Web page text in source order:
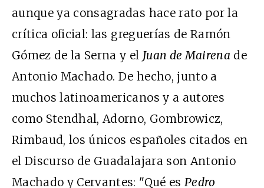
aunque ya consagradas hace rato por la
crítica oficial: las greguerías de Ramón
Gómez de la Serna y el Juan de Mairena de
Antonio Machado. De hecho, junto a
muchos latinoamericanos y a autores
como Stendhal, Adorno, Gombrowicz,
Rimbaud, los únicos españoles citados en
el Discurso de Guadalajara son Antonio
Machado y Cervantes: "Qué es Pedro